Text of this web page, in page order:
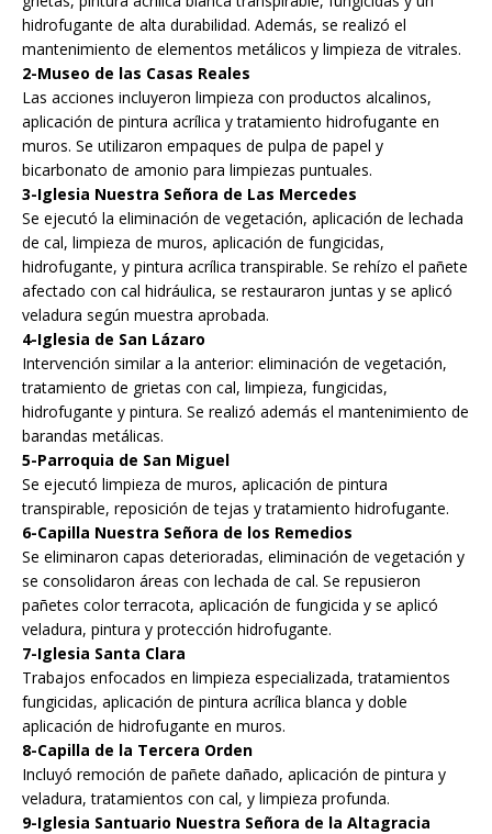
hidrofugante de alta durabilidad. Además, se realizó el
mantenimiento de elementos metálicos y limpieza de vitrales.
2-Museo de las Casas Reales
Las acciones incluyeron limpieza con productos alcalinos,
aplicación de pintura acrílica y tratamiento hidrofugante en
muros. Se utilizaron empaques de pulpa de papel y
bicarbonato de amonio para limpiezas puntuales.
3-Iglesia Nuestra Señora de Las Mercedes
Se ejecutó la eliminación de vegetación, aplicación de lechada
de cal, limpieza de muros, aplicación de fungicidas,
hidrofugante, y pintura acrílica transpirable. Se rehízo el pañete
afectado con cal hidráulica, se restauraron juntas y se aplicó
veladura según muestra aprobada.
4-Iglesia de San Lázaro
Intervención similar a la anterior: eliminación de vegetación,
tratamiento de grietas con cal, limpieza, fungicidas,
hidrofugante y pintura. Se realizó además el mantenimiento de
barandas metálicas.
5-Parroquia de San Miguel
Se ejecutó limpieza de muros, aplicación de pintura
transpirable, reposición de tejas y tratamiento hidrofugante.
6-Capilla Nuestra Señora de los Remedios
Se eliminaron capas deterioradas, eliminación de vegetación y
se consolidaron áreas con lechada de cal. Se repusieron
pañetes color terracota, aplicación de fungicida y se aplicó
veladura, pintura y protección hidrofugante.
7-Iglesia Santa Clara
Trabajos enfocados en limpieza especializada, tratamientos
fungicidas, aplicación de pintura acrílica blanca y doble
aplicación de hidrofugante en muros.
8-Capilla de la Tercera Orden
Incluyó remoción de pañete dañado, aplicación de pintura y
veladura, tratamientos con cal, y limpieza profunda.
9-Iglesia Santuario Nuestra Señora de la Altagracia